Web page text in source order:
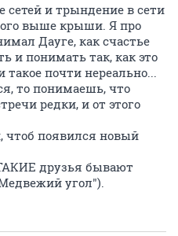
сетей и трындение в сети
выше крыши. Я про
Дауге, как счастье
и понимать так, как это
почти нереально...
то понимаешь, что
редки, и от этого
появился новый
друзья бывают
Медвежий угол").